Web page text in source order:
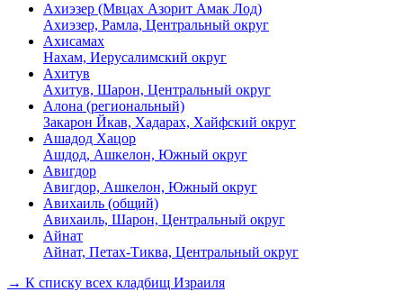
Ахиэзер (Мвцах Азорит Амак Лод)
Ахиэзер, Рамла, Центральный округ
Ахисамах
Нахам, Иерусалимский округ
Ахитув
Ахитув, Шарон, Центральный округ
Алона (региональный)
Закарон Йкав, Хадарах, Хайфский округ
Ашадод Хацор
Ашдод, Ашкелон, Южный округ
Авигдор
Авигдор, Ашкелон, Южный округ
Авихаиль (общий)
Авихаиль, Шарон, Центральный округ
Айнат
Айнат, Петах-Тиква, Центральный округ
→ К списку всех кладбищ Израиля